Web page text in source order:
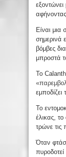
Είναι μια
σημερινά
βόμβες
μπροστά
Το
Το
έλικας,
τρώνε τις
Όταν